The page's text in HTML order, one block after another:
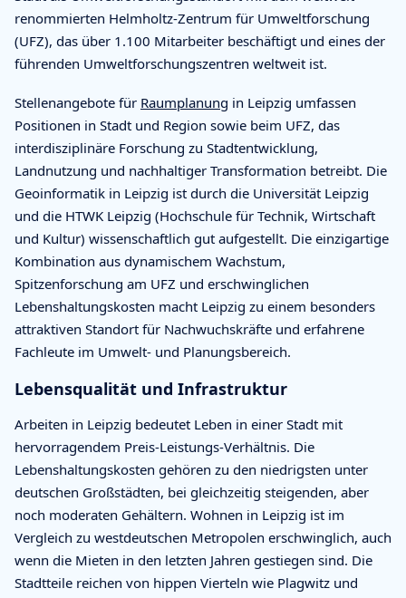
renommierten Helmholtz-Zentrum für Umweltforschung
(UFZ), das über 1.100 Mitarbeiter beschäftigt und eines der
führenden Umweltforschungszentren weltweit ist.
Stellenangebote für Raumplanung in Leipzig umfassen
Positionen in Stadt und Region sowie beim UFZ, das
interdisziplinäre Forschung zu Stadtentwicklung,
Landnutzung und nachhaltiger Transformation betreibt. Die
Geoinformatik in Leipzig ist durch die Universität Leipzig
und die HTWK Leipzig (Hochschule für Technik, Wirtschaft
und Kultur) wissenschaftlich gut aufgestellt. Die einzigartige
Kombination aus dynamischem Wachstum,
Spitzenforschung am UFZ und erschwinglichen
Lebenshaltungskosten macht Leipzig zu einem besonders
attraktiven Standort für Nachwuchskräfte und erfahrene
Fachleute im Umwelt- und Planungsbereich.
Lebensqualität und Infrastruktur
Arbeiten in Leipzig bedeutet Leben in einer Stadt mit
hervorragendem Preis-Leistungs-Verhältnis. Die
Lebenshaltungskosten gehören zu den niedrigsten unter
deutschen Großstädten, bei gleichzeitig steigenden, aber
noch moderaten Gehältern. Wohnen in Leipzig ist im
Vergleich zu westdeutschen Metropolen erschwinglich, auch
wenn die Mieten in den letzten Jahren gestiegen sind. Die
Stadtteile reichen von hippen Vierteln wie Plagwitz und